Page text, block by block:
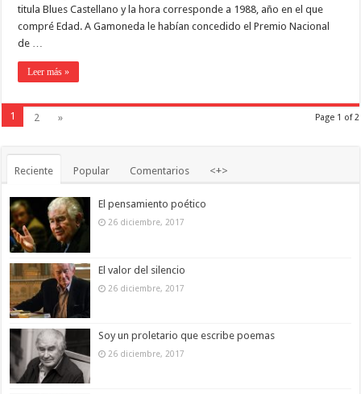
titula Blues Castellano y la hora corresponde a 1988, año en el que
compré Edad. A Gamoneda le habían concedido el Premio Nacional
de …
Leer más »
Page 1 of 2
1 2 »
Reciente Popular Comentarios <+>
El pensamiento poético
26 diciembre, 2017
El valor del silencio
26 diciembre, 2017
Soy un proletario que escribe poemas
26 diciembre, 2017